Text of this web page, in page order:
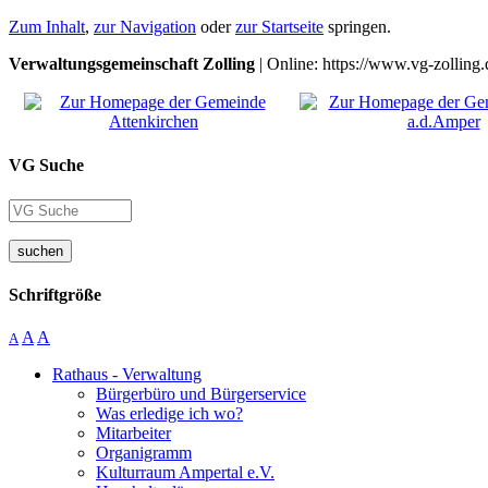
Zum Inhalt, zur Navigation oderzur Startseite springen.
Verwaltungsgemeinschaft Zolling | Online: https://www.vg-
VG Suche
suchen
Schriftgröße
A A A
Rathaus - Verwaltung
Bürgerbüro und Bürgerservice
Was erledige ich wo?
Mitarbeiter
Organigramm
Kulturraum Ampertal e.V.